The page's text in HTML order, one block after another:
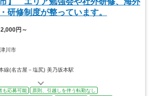
研修制度が整っています。
2,000円～
川市
線(名古屋－塩尻) 美乃坂本駅
も応募可能
原則、引越しを伴う転勤なし